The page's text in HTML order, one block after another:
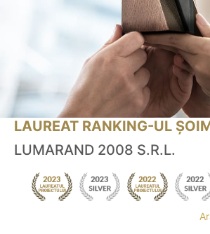
LAUREAT RANKING-UL
LUMARAND 2008 S.R.L.